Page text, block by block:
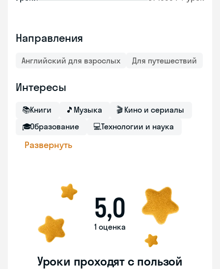
Направления
Английский для взрослых Для путешествий
Интересы
📚Книги 🎵 Музыка 🎬 Кино и сериалы
🎓Образование 💻Технологии и наука
Развернуть
5,0
1 оценка
Уроки проходят с пользой